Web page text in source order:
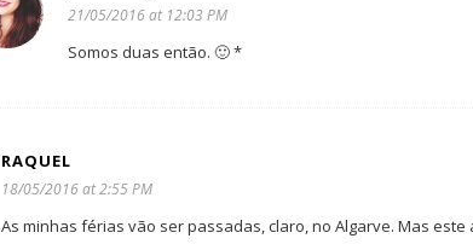
21/05/2016 at 12:03 PM
Somos duas então. 🙂 *
RAQUEL
18/05/2016 at 2:55 PM
As minhas férias vão ser passadas, claro, no Algarve. Mas